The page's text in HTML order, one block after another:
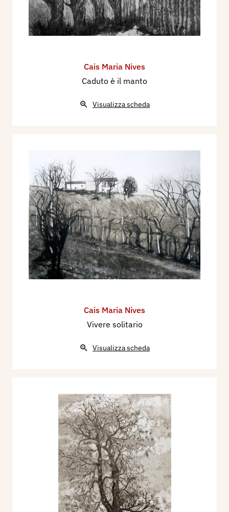
Cais Maria Nives
Caduto è il manto
Visualizza scheda
Cais Maria Nives
Vivere solitario
Visualizza scheda